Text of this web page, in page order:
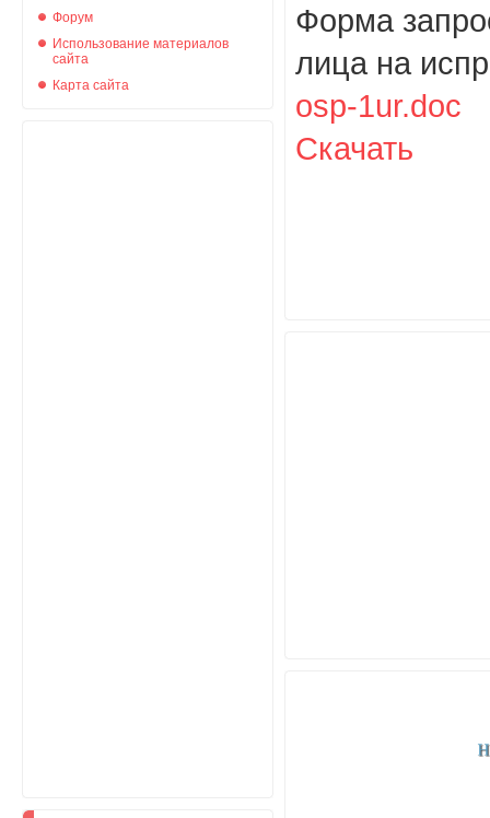
Форум
Использование материалов
сайта
Карта сайта
Форма
лица на
osp-1ur.doc
Скачать